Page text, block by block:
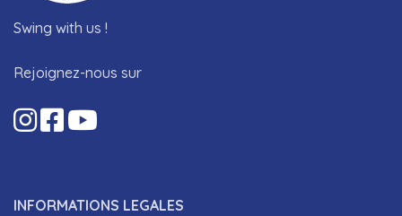
Swing with us !
Rejoignez-nous sur
INFORMATIONS LEGALES